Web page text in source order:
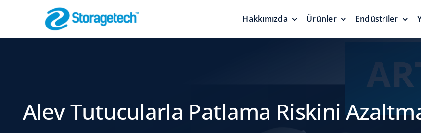
Hakkımızda Ürünler
Sıfır
Endüstriler
Alev Tutucularla Patlama Riskini